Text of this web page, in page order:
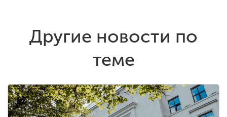
Другие новости по
теме